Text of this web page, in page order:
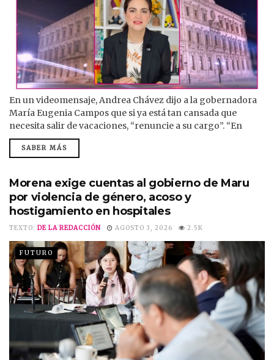
En un videomensaje, Andrea Chávez dijo a la gobernadora
María Eugenia Campos que si ya está tan cansada que
necesita salir de vacaciones, “renuncie a su cargo”. “En
Chihuahua no hay nadie al frente”, dijo, ya que Chihuahua
sigue como el estado más violento del país y el secretario de
con su nombre usando recursos de...
SABER MÁS
Morena exige cuentas al gobierno de Maru
por violencia de género, acoso y
hostigamiento en hospitales
TEXTO: DE LA REDACCIÓN AGOSTO 3, 2026 2.5K
FUTURO